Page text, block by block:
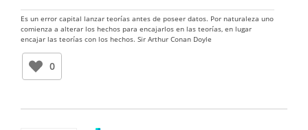
Es un error capital lanzar teorías antes de poseer datos. Por naturaleza uno
comienza a alterar los hechos para encajarlos en las teorías, en lugar
encajar las teorías con los hechos. Sir Arthur Conan Doyle
0